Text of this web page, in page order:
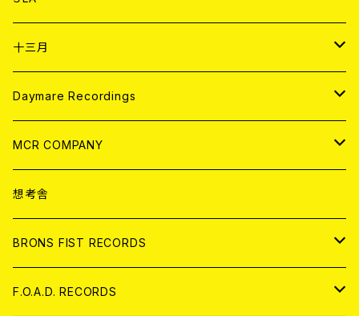
ANALOG
アパレル
CD
ANALOG
十三月
CD
ANALOG
Daymare Recordings
CD
ANALOG
MCR COMPANY
CD
アパレル
ANALOG
想考舎
BRONS FIST RECORDS
CD
F.O.A.D. RECORDS